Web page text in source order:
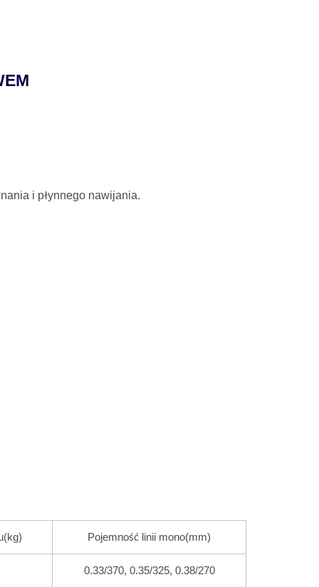
i płynnego nawijania.
Pojemność linii mono(mm)
0.33/370, 0.35/325, 0.38/270